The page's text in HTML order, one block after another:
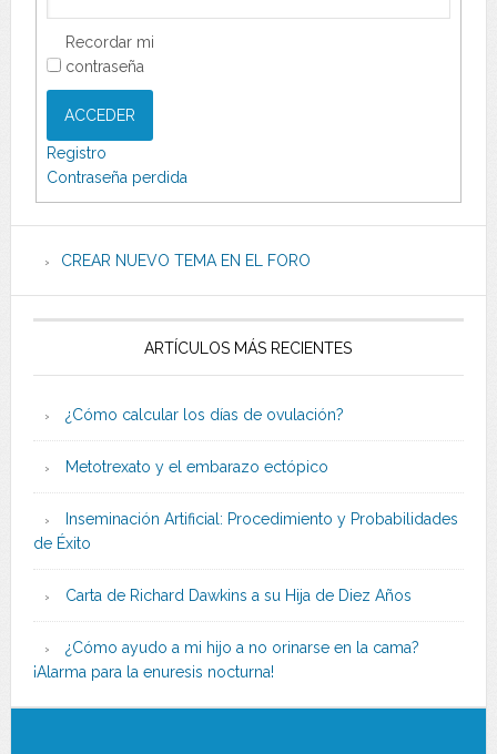
Recordar mi
contraseña
ACCEDER
Registro
Contraseña perdida
CREAR NUEVO TEMA EN EL FORO
ARTÍCULOS MÁS RECIENTES
¿Cómo calcular los días de ovulación?
Metotrexato y el embarazo ectópico
Inseminación Artificial: Procedimiento y Probabilidades
de Éxito
Carta de Richard Dawkins a su Hija de Diez Años
¿Cómo ayudo a mi hijo a no orinarse en la cama?
¡Alarma para la enuresis nocturna!